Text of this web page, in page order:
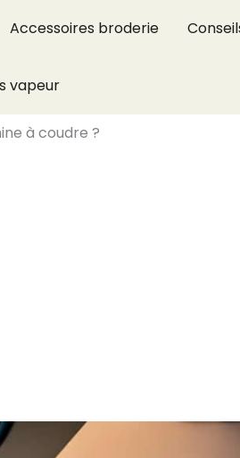
Accessoires broderie
vapeur
à coudre ?